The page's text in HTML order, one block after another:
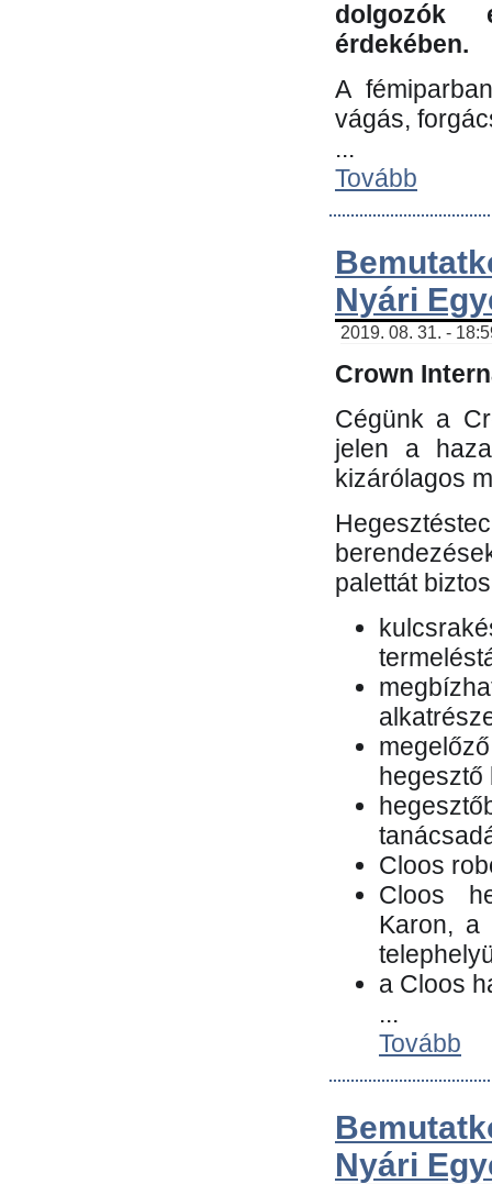
dolgozók
érdekében.
A
vágás,
...
Tovább
Nyári
2019. 08. 31. -
Crown
Cégünk a
jelen a
kizárólagos
palettát
hegesztő
Cloos
Cloos
Karon, a
a Cloos
...
Tovább
Nyári